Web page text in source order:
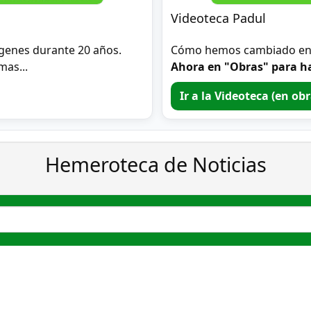
durante 20 años.
Videoteca Padul
Cómo hemos cambiado
Ahora en "Obras" para
Ir a la Videoteca (en
Hemeroteca de Noticias